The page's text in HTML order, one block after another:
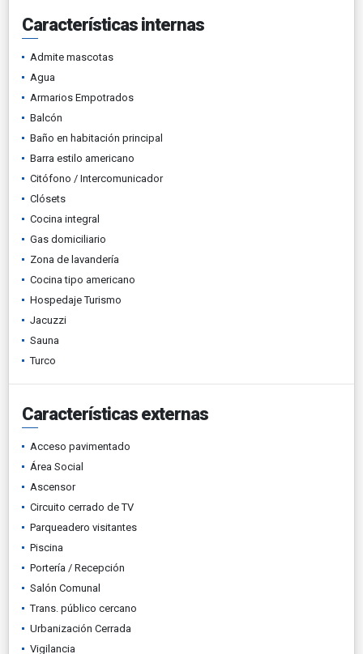
Características internas
Admite mascotas
Agua
Armarios Empotrados
Balcón
Baño en habitación principal
Barra estilo americano
Citófono / Intercomunicador
Clósets
Cocina integral
Gas domiciliario
Zona de lavandería
Cocina tipo americano
Hospedaje Turismo
Jacuzzi
Sauna
Turco
Características externas
Acceso pavimentado
Área Social
Ascensor
Circuito cerrado de TV
Parqueadero visitantes
Piscina
Portería / Recepción
Salón Comunal
Trans. público cercano
Urbanización Cerrada
Vigilancia